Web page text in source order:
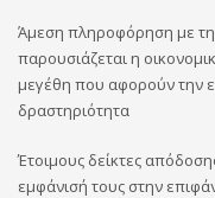
Άμεση πληροφόρηση με
παρουσιάζεται η
μεγέθη που αφορούν την
δραστηριότητα
Έτοιμους δείκτες
εμφάνισή τους στην